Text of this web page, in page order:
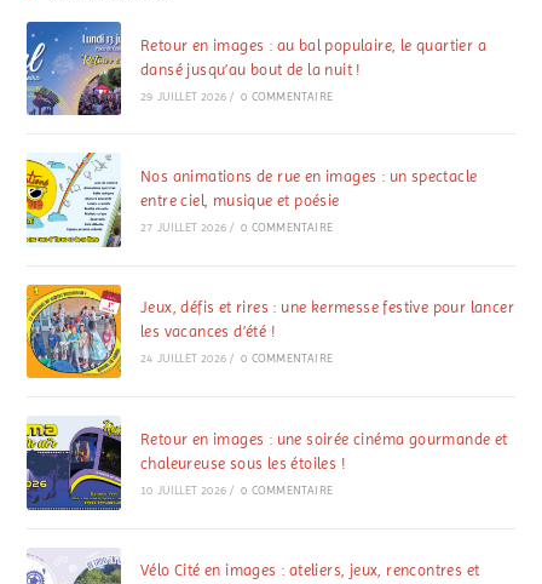
Retour en images : au bal populaire, le quartier a
dansé jusqu’au bout de la nuit !
29 JUILLET 2026 / 0 COMMENTAIRE
Nos animations de rue en images : un spectacle
entre ciel, musique et poésie
27 JUILLET 2026 / 0 COMMENTAIRE
Jeux, défis et rires : une kermesse festive pour lancer
les vacances d’été !
24 JUILLET 2026 / 0 COMMENTAIRE
Retour en images : une soirée cinéma gourmande et
chaleureuse sous les étoiles !
10 JUILLET 2026 / 0 COMMENTAIRE
Vélo Cité en images : ateliers, jeux, rencontres et